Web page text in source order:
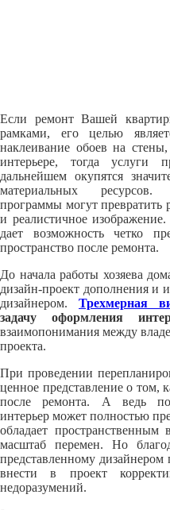
Если ремонт Вашей
рамками, его целью
наклеивание обоев на
интерьере, тогда услуги
дальнейшем окупятся
материальных
программы могут превратить
и реалистичное изображение.
дает возможность четко
пространство после ремонта.
До начала работы хозяева
дизайн-проект дополнения и
дизайнером. Трехмерная
задачу оформления
взаимопонимания между
проекта.
При проведении
ценное представление о том,
после ремонта. А ведь
интерьер может полностью
обладает пространственным
масштаб перемен. Но
представленному
внести в проект
недоразумений.